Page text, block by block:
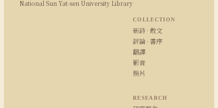
National Sun Yat-sen University Library
COLLECTION
新詩 · 散文
評論 · 書序
翻譯
影音
照片
RESEARCH